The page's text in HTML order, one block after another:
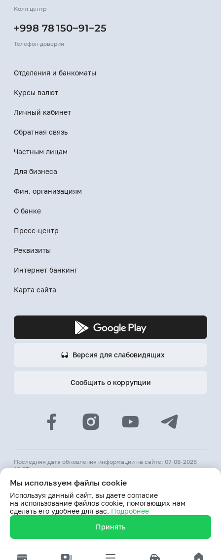
Колл центр
+998 78 150−91−25
Телефон доверия
Отделения и банкоматы
Курсы валют
Личный кабинет
Обратная связь
Частным лицам
Для бизнеса
Фин. организациям
О банке
Пресс-центр
Реквизиты
Интернет банкинг
Карта сайта
Версия для слабовидящих
Сообщить о коррупции
Последняя дата обновления информации на сайте: 07-08-2026
18:05
© 2026 АКБ «Hamkorbank»
Лицензия № 64 ЦБ РУз от 31 августа 1991 г.
При использовании материалов сайта ссылка на веб-сайт
www.hamkorbank.uz обязательна
Продолжая пользование сайтом, я выражаю согласие
на обработку моих персональных данных
Мы используем файлы cookie
Используя данный сайт, вы даете согласие
на использование файлов cookie, помогающих нам
сделать его удобнее для вас. Подробнее
Принять